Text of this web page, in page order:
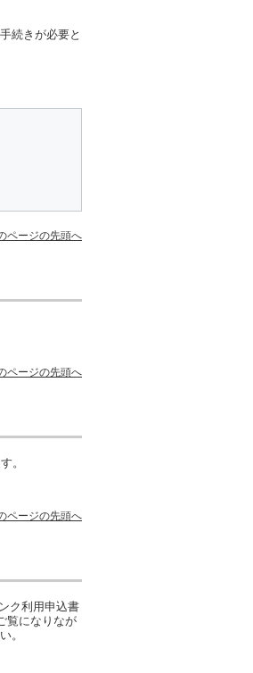
続きが必要と
ページの先頭へ
ページの先頭へ
。
ページの先頭へ
ク利用申込書
覧になりなが
。